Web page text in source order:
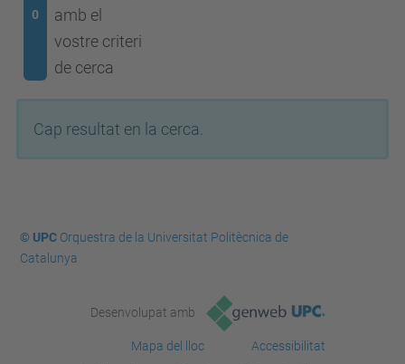
0
amb el
vostre criteri
de cerca
Cap resultat en la cerca.
© UPCOrquestra de la Universitat Politècnica de
Catalunya
Desenvolupat amb
Mapa del lloc
Accessibilitat